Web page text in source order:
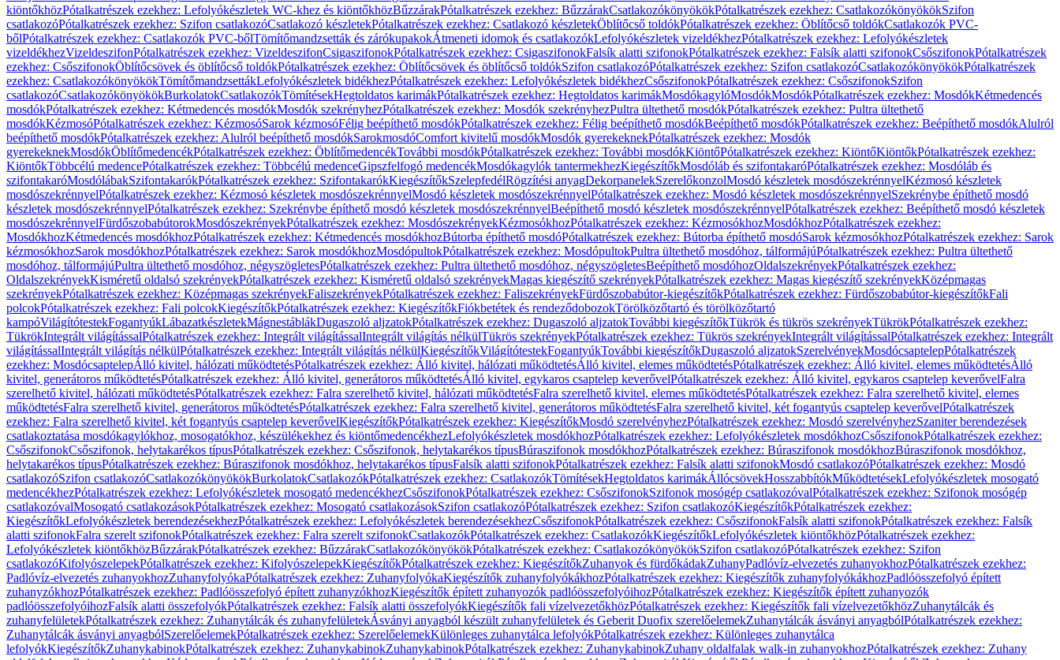
kiöntőkhözPótalkatrészek ezekhez: Lefolyókészletek WC-khez és kiöntőkhözBűzzárakPótalkatrészek ezekhez: BűzzárakCsatlakozókönyökökPótalkatrészek ezekhez: CsatlakozókönyökökSzifon
csatlakozóPótalkatrészek ezekhez: Szifon csatlakozóCsatlakozó készletekPótalkatrészek ezekhez: Csatlakozó készletekÖblítőcső toldókPótalkatrészek ezekhez: Öblítőcső toldókCsatlakozók PVC-
bőlPótalkatrészek ezekhez: Csatlakozók PVC-bőlTömítőmandzsetták és zárókupakokÁtmeneti idomok és csatlakozókLefolyókészletek vizeldékhezPótalkatrészek ezekhez: Lefolyókészletek
vizeldékhezVizeldeszifonPótalkatrészek ezekhez: VizeldeszifonCsigaszifonokPótalkatrészek ezekhez: CsigaszifonokFalsík alatti szifonokPótalkatrészek ezekhez: Falsík alatti szifonokCsőszifonokPótalkatrészek
ezekhez: CsőszifonokÖblítőcsövek és öblítőcső toldókPótalkatrészek ezekhez: Öblítőcsövek és öblítőcső toldókSzifon csatlakozóPótalkatrészek ezekhez: Szifon csatlakozóCsatlakozókönyökökPótalkatrészek
ezekhez: CsatlakozókönyökökTömítőmandzsettákLefolyókészletek bidékhezPótalkatrészek ezekhez: Lefolyókészletek bidékhezCsőszifonokPótalkatrészek ezekhez: CsőszifonokSzifon
csatlakozóCsatlakozókönyökökBurkolatokCsatlakozókTömítésekHegtoldatos karimákPótalkatrészek ezekhez: Hegtoldatos karimákMosdókagylóMosdókMosdókPótalkatrészek ezekhez: MosdókKétmedencés
mosdókPótalkatrészek ezekhez: Kétmedencés mosdókMosdók szekrényhezPótalkatrészek ezekhez: Mosdók szekrényhezPultra ültethető mosdókPótalkatrészek ezekhez: Pultra ültethető
mosdókKézmosóPótalkatrészek ezekhez: KézmosóSarok kézmosóFélig beépíthető mosdókPótalkatrészek ezekhez: Félig beépíthető mosdókBeépíthető mosdókPótalkatrészek ezekhez: Beépíthető mosdókAlulról
beépíthető mosdókPótalkatrészek ezekhez: Alulról beépíthető mosdókSarokmosdóComfort kivitelű mosdókMosdók gyerekeknekPótalkatrészek ezekhez: Mosdók
gyerekeknekMosdókÖblítőmedencékPótalkatrészek ezekhez: ÖblítőmedencékTovábbi mosdókPótalkatrészek ezekhez: További mosdókKiöntőPótalkatrészek ezekhez: KiöntőKiöntőkPótalkatrészek ezekhez:
KiöntőkTöbbcélú medencePótalkatrészek ezekhez: Többcélú medenceGipszfelfogó medencékMosdókagylók tantermekhezKiegészítőkMosdóláb és szifontakaróPótalkatrészek ezekhez: Mosdóláb és
szifontakaróMosdólábakSzifontakarókPótalkatrészek ezekhez: SzifontakarókKiegészítőkSzelepfedélRögzítési anyagDekorpanelekSzerelőkonzolMosdó készletek mosdószekrénnyelKézmosó készletek
mosdószekrénnyelPótalkatrészek ezekhez: Kézmosó készletek mosdószekrénnyelMosdó készletek mosdószekrénnyelPótalkatrészek ezekhez: Mosdó készletek mosdószekrénnyelSzekrénybe építhető mosdó
készletek mosdószekrénnyelPótalkatrészek ezekhez: Szekrénybe építhető mosdó készletek mosdószekrénnyelBeépíthető mosdó készletek mosdószekrénnyelPótalkatrészek ezekhez: Beépíthető mosdó készletek
mosdószekrénnyelFürdőszobabútorokMosdószekrényekPótalkatrészek ezekhez: MosdószekrényekKézmosókhozPótalkatrészek ezekhez: KézmosókhozMosdókhozPótalkatrészek ezekhez:
MosdókhozKétmedencés mosdókhozPótalkatrészek ezekhez: Kétmedencés mosdókhozBútorba építhető mosdóPótalkatrészek ezekhez: Bútorba építhető mosdóSarok kézmosókhozPótalkatrészek ezekhez: Sarok
kézmosókhozSarok mosdókhozPótalkatrészek ezekhez: Sarok mosdókhozMosdópultokPótalkatrészek ezekhez: MosdópultokPultra ültethető mosdóhoz, tálformájúPótalkatrészek ezekhez: Pultra ültethető
mosdóhoz, tálformájúPultra ültethető mosdóhoz, négyszögletesPótalkatrészek ezekhez: Pultra ültethető mosdóhoz, négyszögletesBeépíthető mosdóhozOldalszekrényekPótalkatrészek ezekhez:
OldalszekrényekKisméretű oldalsó szekrényekPótalkatrészek ezekhez: Kisméretű oldalsó szekrényekMagas kiegészítő szekrényekPótalkatrészek ezekhez: Magas kiegészítő szekrényekKözépmagas
szekrényekPótalkatrészek ezekhez: Középmagas szekrényekFaliszekrényekPótalkatrészek ezekhez: FaliszekrényekFürdőszobabútor-kiegészítőkPótalkatrészek ezekhez: Fürdőszobabútor-kiegészítőkFali
polcokPótalkatrészek ezekhez: Fali polcokKiegészítőkPótalkatrészek ezekhez: KiegészítőkFiókbetétek és rendeződobozokTörölközőtartó és törölközőtartó
kampóVilágítótestekFogantyúkLábazatkészletekMágnestáblákDugaszoló aljzatokPótalkatrészek ezekhez: Dugaszoló aljzatokTovábbi kiegészítőkTükrök és tükrös szekrényekTükrökPótalkatrészek ezekhez:
TükrökIntegrált világítássalPótalkatrészek ezekhez: Integrált világítássalIntegrált világítás nélkülTükrös szekrényekPótalkatrészek ezekhez: Tükrös szekrényekIntegrált világítássalPótalkatrészek ezekhez: Integrált
világítássalIntegrált világítás nélkülPótalkatrészek ezekhez: Integrált világítás nélkülKiegészítőkVilágítótestekFogantyúkTovábbi kiegészítőkDugaszoló aljzatokSzerelvényekMosdócsaptelepPótalkatrészek
ezekhez: MosdócsaptelepÁlló kivitel, hálózati működtetésPótalkatrészek ezekhez: Álló kivitel, hálózati működtetésÁlló kivitel, elemes működtetésPótalkatrészek ezekhez: Álló kivitel, elemes működtetésÁlló
kivitel, generátoros működtetésPótalkatrészek ezekhez: Álló kivitel, generátoros működtetésÁlló kivitel, egykaros csaptelep keverővelPótalkatrészek ezekhez: Álló kivitel, egykaros csaptelep keverővelFalra
szerelhető kivitel, hálózati működtetésPótalkatrészek ezekhez: Falra szerelhető kivitel, hálózati működtetésFalra szerelhető kivitel, elemes működtetésPótalkatrészek ezekhez: Falra szerelhető kivitel, elemes
működtetésFalra szerelhető kivitel, generátoros működtetésPótalkatrészek ezekhez: Falra szerelhető kivitel, generátoros működtetésFalra szerelhető kivitel, két fogantyús csaptelep keverővelPótalkatrészek
ezekhez: Falra szerelhető kivitel, két fogantyús csaptelep keverővelKiegészítőkPótalkatrészek ezekhez: KiegészítőkMosdó szerelvényhezPótalkatrészek ezekhez: Mosdó szerelvényhezSzaniter berendezések
csatlakoztatása mosdókagylókhoz, mosogatókhoz, készülékekhez és kiöntőmedencékhezLefolyókészletek mosdókhozPótalkatrészek ezekhez: Lefolyókészletek mosdókhozCsőszifonokPótalkatrészek ezekhez:
CsőszifonokCsőszifonok, helytakarékos típusPótalkatrészek ezekhez: Csőszifonok, helytakarékos típusBúraszifonok mosdókhozPótalkatrészek ezekhez: Búraszifonok mosdókhozBúraszifonok mosdókhoz,
helytakarékos típusPótalkatrészek ezekhez: Búraszifonok mosdókhoz, helytakarékos típusFalsík alatti szifonokPótalkatrészek ezekhez: Falsík alatti szifonokMosdó csatlakozóPótalkatrészek ezekhez: Mosdó
csatlakozóSzifon csatlakozóCsatlakozókönyökökBurkolatokCsatlakozókPótalkatrészek ezekhez: CsatlakozókTömítésekHegtoldatos karimákÁllócsövekHosszabbítókMűködtetésekLefolyókészletek mosogató
medencékhezPótalkatrészek ezekhez: Lefolyókészletek mosogató medencékhezCsőszifonokPótalkatrészek ezekhez: CsőszifonokSzifonok mosógép csatlakozóvalPótalkatrészek ezekhez: Szifonok mosógép
csatlakozóvalMosogató csatlakozásokPótalkatrészek ezekhez: Mosogató csatlakozásokSzifon csatlakozóPótalkatrészek ezekhez: Szifon csatlakozóKiegészítőkPótalkatrészek ezekhez:
KiegészítőkLefolyókészletek berendezésekhezPótalkatrészek ezekhez: Lefolyókészletek berendezésekhezCsőszifonokPótalkatrészek ezekhez: CsőszifonokFalsík alatti szifonokPótalkatrészek ezekhez: Falsík
alatti szifonokFalra szerelt szifonokPótalkatrészek ezekhez: Falra szerelt szifonokCsatlakozókPótalkatrészek ezekhez: CsatlakozókKiegészítőkLefolyókészletek kiöntőkhözPótalkatrészek ezekhez:
Lefolyókészletek kiöntőkhözBűzzárakPótalkatrészek ezekhez: BűzzárakCsatlakozókönyökökPótalkatrészek ezekhez: CsatlakozókönyökökSzifon csatlakozóPótalkatrészek ezekhez: Szifon
csatlakozóKifolyószelepekPótalkatrészek ezekhez: KifolyószelepekKiegészítőkPótalkatrészek ezekhez: KiegészítőkZuhanyok és fürdőkádakZuhanyPadlóvíz-elvezetés zuhanyokhozPótalkatrészek ezekhez:
Padlóvíz-elvezetés zuhanyokhozZuhanyfolyókaPótalkatrészek ezekhez: ZuhanyfolyókaKiegészítők zuhanyfolyókákhozPótalkatrészek ezekhez: Kiegészítők zuhanyfolyókákhozPadlóösszefolyó épített
zuhanyzókhozPótalkatrészek ezekhez: Padlóösszefolyó épített zuhanyzókhozKiegészítők épített zuhanyozók padlóösszefolyóihozPótalkatrészek ezekhez: Kiegészítők épített zuhanyozók
padlóösszefolyóihozFalsík alatti összefolyókPótalkatrészek ezekhez: Falsík alatti összefolyókKiegészítők fali vízelvezetőkhözPótalkatrészek ezekhez: Kiegészítők fali vízelvezetőkhözZuhanytálcák és
zuhanyfelületekPótalkatrészek ezekhez: Zuhanytálcák és zuhanyfelületekÁsványi anyagból készült zuhanyfelületek és Geberit Duofix szerelőelemekZuhanytálcák ásványi anyagbólPótalkatrészek ezekhez:
Zuhanytálcák ásványi anyagbólSzerelőelemekPótalkatrészek ezekhez: SzerelőelemekKülönleges zuhanytálca lefolyókPótalkatrészek ezekhez: Különleges zuhanytálca
lefolyókKiegészítőkZuhanykabinokPótalkatrészek ezekhez: ZuhanykabinokZuhanykabinokPótalkatrészek ezekhez: ZuhanykabinokZuhany oldalfalak walk-in zuhanyokhozPótalkatrészek ezekhez: Zuhany